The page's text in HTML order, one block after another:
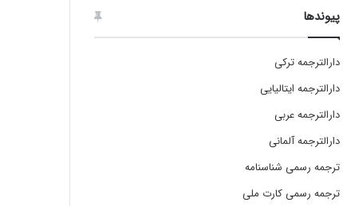
پیوندها
دارالترجمه ترکی
دارالترجمه ایتالیایی
دارالترجمه عربی
دارالترجمه آلمانی
ترجمه رسمی شناسنامه
ترجمه رسمی کارت ملی